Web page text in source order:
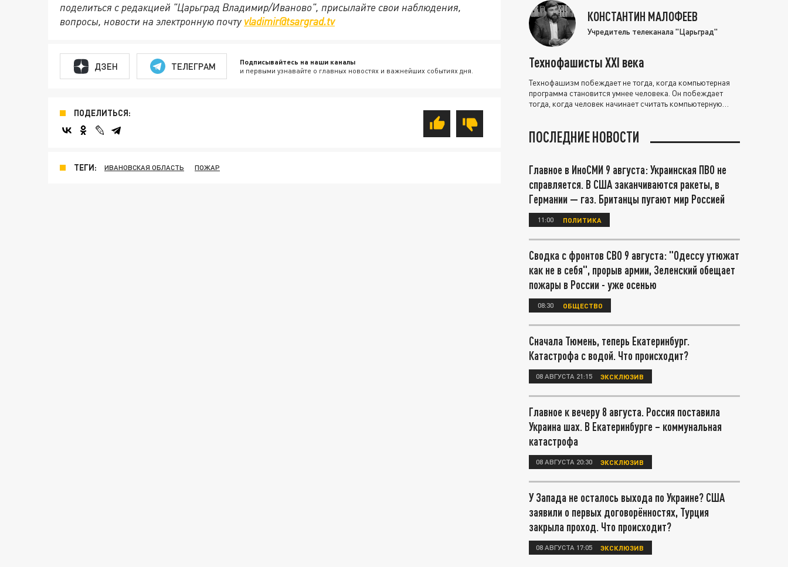
поделиться с редакцией "Царьград Владимир/Иваново", присылайте свои наблюдения,
вопросы, новости на электронную почту vladimir@tsargrad.tv
ДЗЕН ТЕЛЕГРАМ Подписывайтесь на наши каналы
и первыми узнавайте о главных новостях и важнейших событиях дня.
ПОДЕЛИТЬСЯ:
ТЕГИ: ИВАНОВСКАЯ ОБЛАСТЬ ПОЖАР
КОНСТАНТИН МАЛОФЕЕВ
Учредитель телеканала "Царьград"
Технофашисты XXI века
Технофашизм побеждает не тогда, когда компьютерная
программа становится умнее человека. Он побеждает
тогда, когда человек начинает считать компьютерную
ПОСЛЕДНИЕ НОВОСТИ
Главное в ИноСМИ 9 августа: Украинская ПВО не
справляется. В США заканчиваются ракеты, в
Германии — газ. Британцы пугают мир Россией
11:00 ПОЛИТИКА
Сводка с фронтов СВО 9 августа: "Одессу утюжат
как не в себя", прорыв армии, Зеленский обещает
пожары в России - уже осенью
08:30 ОБЩЕСТВО
Сначала Тюмень, теперь Екатеринбург.
Катастрофа с водой. Что происходит?
08 АВГУСТА 21:15 ЭКСКЛЮЗИВ
Главное к вечеру 8 августа. Россия поставила
Украина шах. В Екатеринбурге – коммунальная
катастрофа
08 АВГУСТА 20:30 ЭКСКЛЮЗИВ
У Запада не осталось выхода по Украине? США
заявили о первых договорённостях, Турция
закрыла проход. Что происходит?
08 АВГУСТА 17:05 ЭКСКЛЮЗИВ